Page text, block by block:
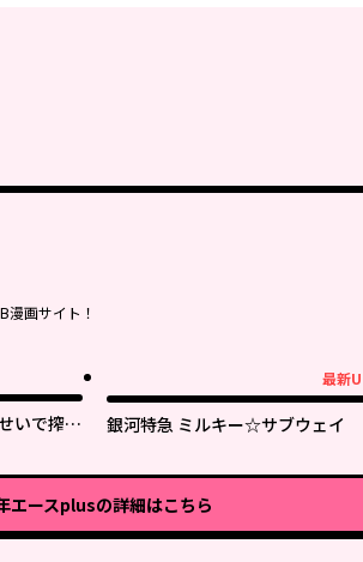
漫画サイト！
いで搾取
最新
銀河特急 ミルキー☆サブウェイ
エースplusの詳細はこちら